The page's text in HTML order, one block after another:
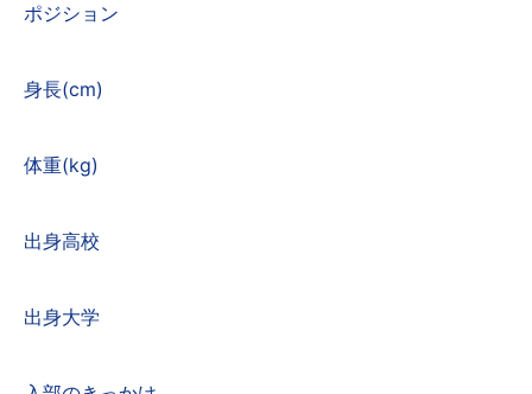
ポジション
身長(cm)
体重(kg)
出身高校
出身大学